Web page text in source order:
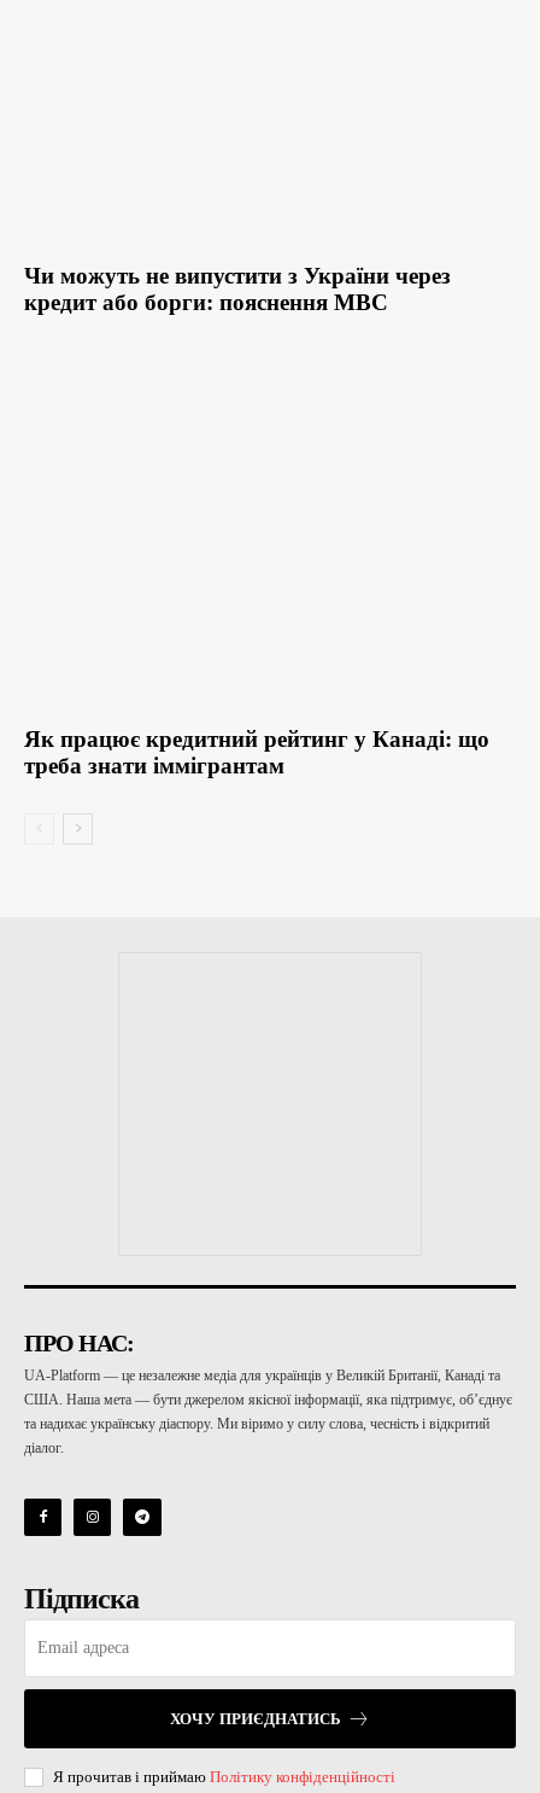
Чи можуть не випустити з України через
кредит або борги: пояснення МВС
Як працює кредитний рейтинг у Канаді: що
треба знати іммігрантам
ПРО НАС:
UA-Platform — це незалежне медіа для українців у Великій Британії, Канаді та
США. Наша мета — бути джерелом якісної інформації, яка підтримує, об’єднує
та надихає українську діаспору. Ми віримо у силу слова, чесність і відкритий
діалог.
Підписка
ХОЧУ ПРИЄДНАТИСЬ
Я прочитав і приймаю Політику конфіденційності